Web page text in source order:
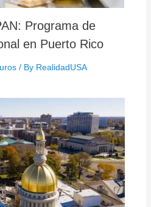
Programa de
en Puerto Rico
/ By RealidadUSA